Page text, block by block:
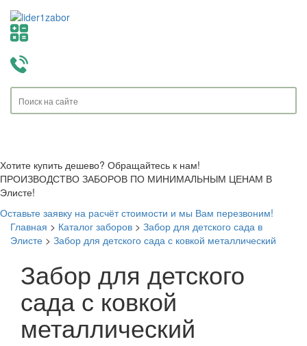
Хотите купить дешево? Обращайтесь к нам!
ПРОИЗВОДСТВО ЗАБОРОВ ПО МИНИМАЛЬНЫМ ЦЕНАМ В
Элисте!
Оставьте заявку на расчёт стоимости и мы Вам перезвоним!
Главная > Каталог заборов > Забор для детского сада в
Элисте > Забор для детского сада с ковкой металлический
Забор для детского
сада с ковкой
металлический